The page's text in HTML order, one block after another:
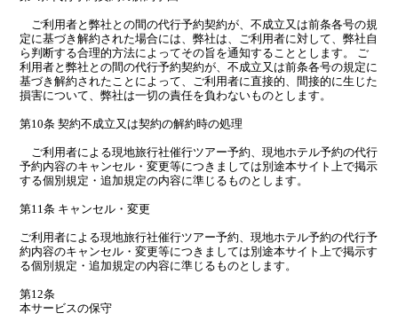
ご利用者と弊社との間の代行予約契約が、不成立又は前条各号の規
定に基づき解約された場合には、弊社は、ご利用者に対して、弊社自
ら判断する合理的方法によってその旨を通知することとします。 ご
利用者と弊社との間の代行予約契約が、不成立又は前条各号の規定に
基づき解約されたことによって、ご利用者に直接的、間接的に生じた
損害について、弊社は一切の責任を負わないものとします。
第10条 契約不成立又は契約の解約時の処理
ご利用者による現地旅行社催行ツアー予約、現地ホテル予約の代行
予約内容のキャンセル・変更等につきましては別途本サイト上で掲示
する個別規定・追加規定の内容に準じるものとします。
第11条 キャンセル・変更
ご利用者による現地旅行社催行ツアー予約、現地ホテル予約の代行予
約内容のキャンセル・変更等につきましては別途本サイト上で掲示す
る個別規定・追加規定の内容に準じるものとします。
第12条
本サービスの保守